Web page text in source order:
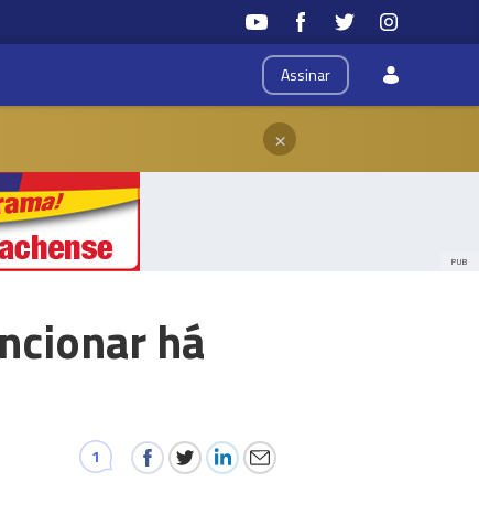
Assinar
×
PUB
há
1